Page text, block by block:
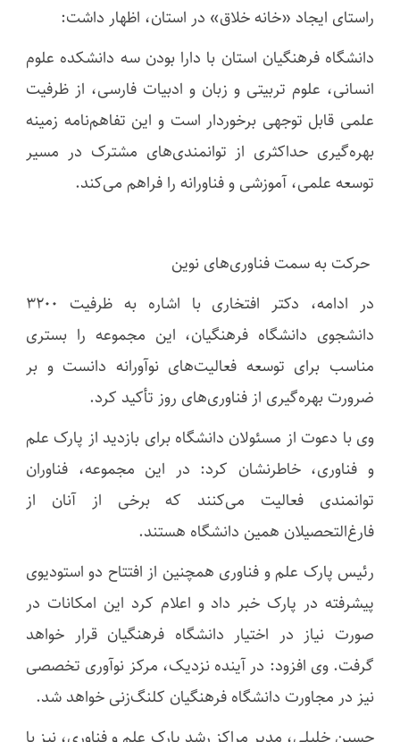
راستای ایجاد «خانه خلاق» در استان، اظهار داشت:
دانشگاه فرهنگیان استان با دارا بودن سه دانشکده علوم
انسانی، علوم تربیتی و زبان و ادبیات فارسی، از ظرفیت
علمی قابل توجهی برخوردار است و این تفاهم‌نامه زمینه
بهره‌گیری حداکثری از توانمندی‌های مشترک در مسیر
توسعه علمی، آموزشی و فناورانه را فراهم می‌کند.
حرکت به سمت فناوری‌های نوین
در ادامه، دکتر افتخاری با اشاره به ظرفیت ۳۲۰۰
دانشجوی دانشگاه فرهنگیان، این مجموعه را بستری
مناسب برای توسعه فعالیت‌های نوآورانه دانست و بر
ضرورت بهره‌گیری از فناوری‌های روز تأکید کرد.
وی با دعوت از مسئولان دانشگاه برای بازدید از پارک علم
و فناوری، خاطرنشان کرد: در این مجموعه، فناوران
توانمندی فعالیت می‌کنند که برخی از آنان از
فارغ‌التحصیلان همین دانشگاه هستند.
رئیس پارک علم و فناوری همچنین از افتتاح دو استودیوی
پیشرفته در پارک خبر داد و اعلام کرد این امکانات در
صورت نیاز در اختیار دانشگاه فرهنگیان قرار خواهد
گرفت. وی افزود: در آینده نزدیک، مرکز نوآوری تخصصی
نیز در مجاورت دانشگاه فرهنگیان کلنگ‌زنی خواهد شد.